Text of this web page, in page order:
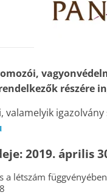
részére
2019. április
létszám